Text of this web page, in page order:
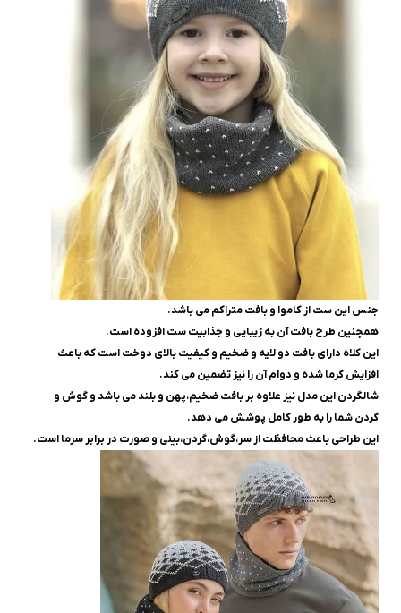
جنس این ست از کاموا و بافت متراکم می باشد.
همچنین طرح بافت آن به زیبایی و جذابیت ست افزوده است.
این کلاه دارای بافت دو لایه و ضخیم و کیفیت بالای دوخت است که باعث
افزایش گرما شده و دوام آن را نیز تضمین می کند.
شالگردن این مدل نیز علاوه بر بافت ضخیم،پهن و بلند می باشد و گوش و
گردن شما را به طور کامل پوشش می دهد.
این طراحی باعث محافظت از سر،گوش،گردن،بینی و صورت در برابر سرما است.